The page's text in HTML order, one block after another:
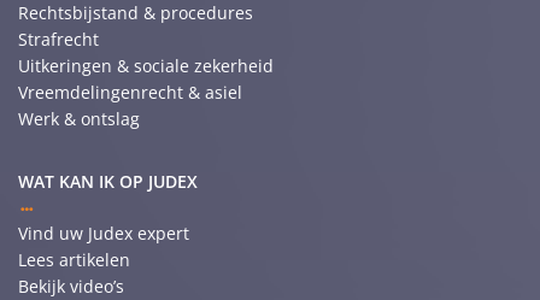
Rechtsbijstand & procedures
Strafrecht
Uitkeringen & sociale zekerheid
Vreemdelingenrecht & asiel
Werk & ontslag
WAT KAN IK OP JUDEX
Vind uw Judex expert
Lees artikelen
Bekijk video’s